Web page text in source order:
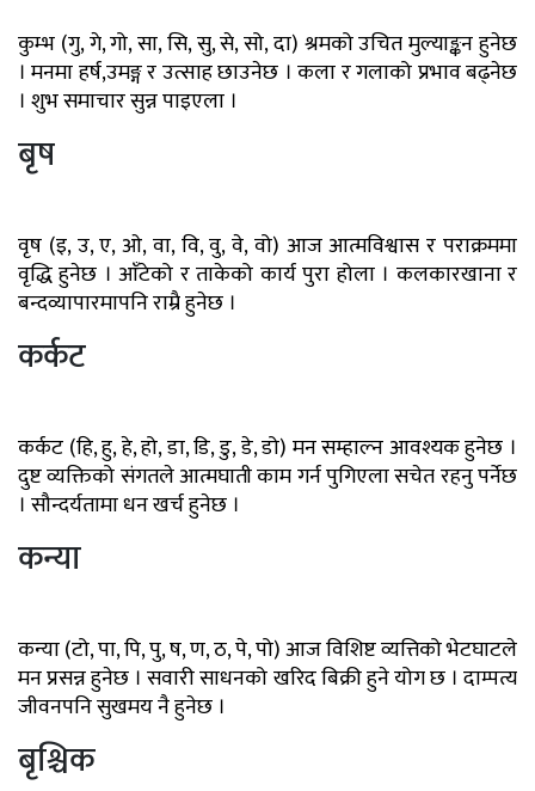
कुम्भ (गु, गे, गो, सा, सि, सु, से, सो, दा) श्रमको उचित मुल्याङ्कन हुनेछ
। मनमा हर्ष,उमङ्ग र उत्साह छाउनेछ । कला र गलाको प्रभाव बढ्नेछ
। शुभ समाचार सुन्न पाइएला ।
बृष
वृष (इ, उ, ए, ओ, वा, वि, वु, वे, वो) आज आत्मविश्वास र पराक्रममा
वृद्धि हुनेछ । आँटेको र ताकेको कार्य पुरा होला । कलकारखाना र
बन्दव्यापारमापनि राम्रै हुनेछ ।
कर्कट
कर्कट (हि, हु, हे, हो, डा, डि, डु, डे, डो) मन सम्हाल्न आवश्यक हुनेछ ।
दुष्ट व्यक्तिको संगतले आत्मघाती काम गर्न पुगिएला सचेत रहनु पर्नेछ
। सौन्दर्यतामा धन खर्च हुनेछ ।
कन्या
कन्या (टो, पा, पि, पु, ष, ण, ठ, पे, पो) आज विशिष्ट व्यत्तिको भेटघाटले
मन प्रसन्न हुनेछ । सवारी साधनको खरिद बिक्री हुने योग छ । दाम्पत्य
जीवनपनि सुखमय नै हुनेछ ।
बृश्चिक